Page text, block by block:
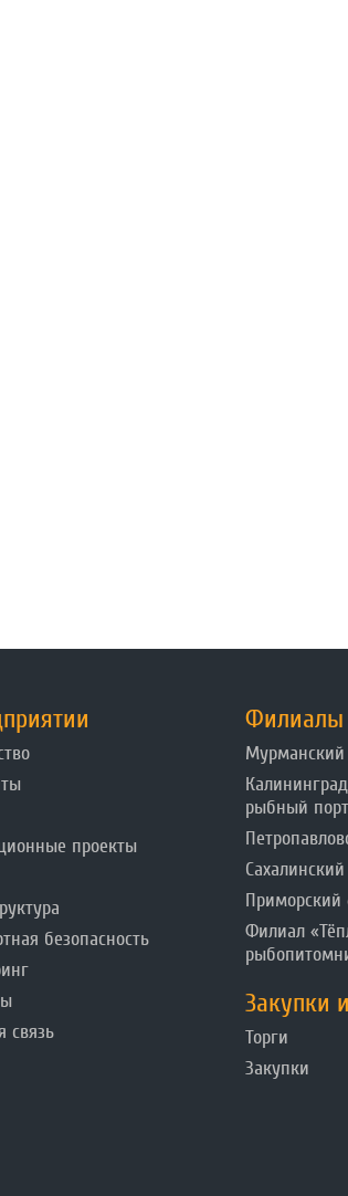
проекты
безопасность
связь
Филиалы
рыбный порт
Приморский
Филиал
Закупки
Торги
Закупки